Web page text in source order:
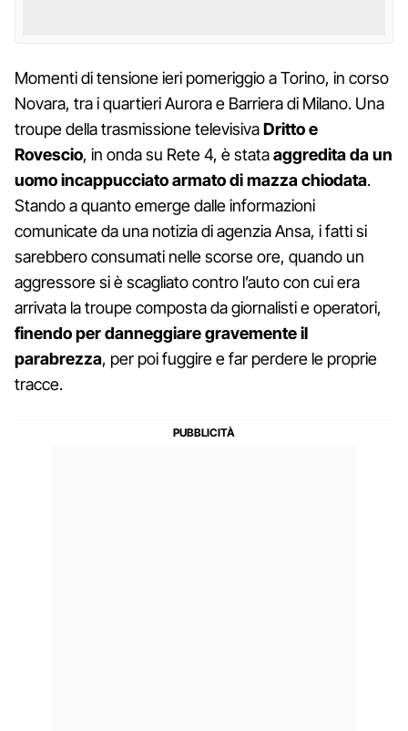
Momenti di tensione ieri pomeriggio a Torino, in corso
Novara, tra i quartieri Aurora e Barriera di Milano. Una
troupe della trasmissione televisivaDritto e
Rovescio, in onda su Rete 4, è stataaggredita da un
uomo incappucciato armato di mazza chiodata.
Stando a quanto emerge dalle informazioni
comunicate da una notizia di agenzia Ansa, i fatti si
sarebbero consumati nelle scorse ore, quando un
aggressore si è scagliato contro l’auto con cui era
arrivata la troupe composta da giornalisti e operatori,
finendo per danneggiare gravemente il
parabrezza, per poi fuggire e far perdere le proprie
tracce.